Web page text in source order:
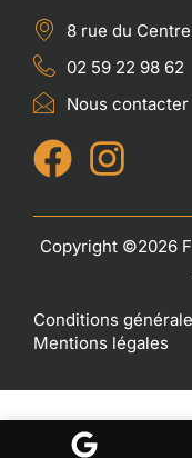
8 rue du
02 59 22 98 62
Nous contacter
Copyright ©2026
Conditions
Mentions légales